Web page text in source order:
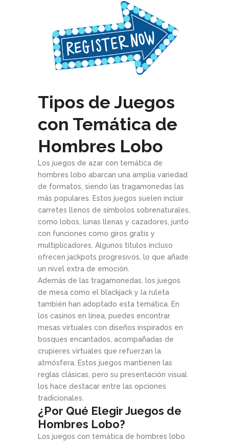
Tipos de Juegos
con Temática de
Hombres Lobo
Los juegos de azar con temática de
hombres lobo abarcan una amplia variedad
de formatos, siendo las tragamonedas las
más populares. Estos juegos suelen incluir
carretes llenos de símbolos sobrenaturales,
como lobos, lunas llenas y cazadores, junto
con funciones como giros gratis y
multiplicadores. Algunos títulos incluso
ofrecen jackpots progresivos, lo que añade
un nivel extra de emoción.
Además de las tragamonedas, los juegos
de mesa como el blackjack y la ruleta
también han adoptado esta temática. En
los casinos en línea, puedes encontrar
mesas virtuales con diseños inspirados en
bosques encantados, acompañadas de
crupieres virtuales que refuerzan la
atmósfera. Estos juegos mantienen las
reglas clásicas, pero su presentación visual
los hace destacar entre las opciones
tradicionales.
¿Por Qué Elegir Juegos de
Hombres Lobo?
Los juegos con temática de hombres lobo